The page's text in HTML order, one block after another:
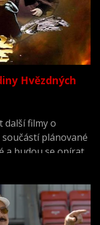
Hvězdných
další filmy o
plánované
a budou se opírat
televizi CNBC